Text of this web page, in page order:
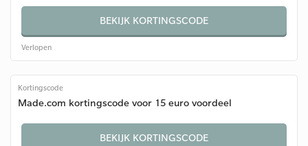
BEKIJK KORTINGSCODE
Verlopen
Kortingscode
Made.com kortingscode voor 15 euro voordeel
BEKIJK KORTINGSCODE